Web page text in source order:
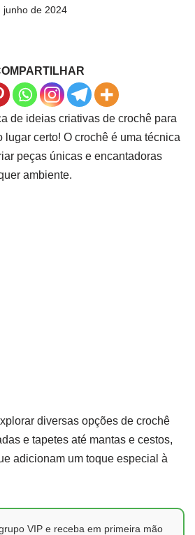
junho de 2024
de ideias criativas de crochê para
lugar certo! O crochê é uma técnica
peças únicas e encantadoras
ambiente.
diversas opções de crochê
e tapetes até mantas e cestos,
adicionam um toque especial à
VIP e receba em primeira mão